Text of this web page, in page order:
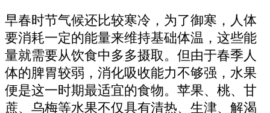
早春时节气候还比较寒冷，为了御寒，人体
要消耗一定的能量来维持基础体温，这些能
量就需要从饮食中多多摄取。但由于春季人
体的脾胃较弱，消化吸收能力不够强，水果
便是这一时期最适宜的食物。苹果、桃、甘
蔗、乌梅等水果不仅具有清热、生津、解渴